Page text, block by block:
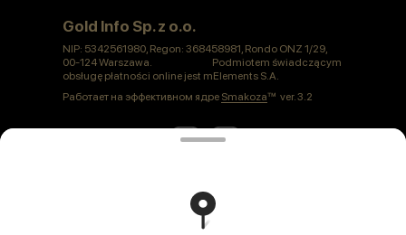
Gold Info Sp. z o.o.
NIP: 5342561980, Regon: 368458981, Rondo ONZ 1/29,
00-124 Warszawa. Podmiotem świadczącym
obsługę płatności online jest mElements S.A.
Работает на эффективном ядре Smakozaver. 3.2
Polityka prywatności
Публичная оферта